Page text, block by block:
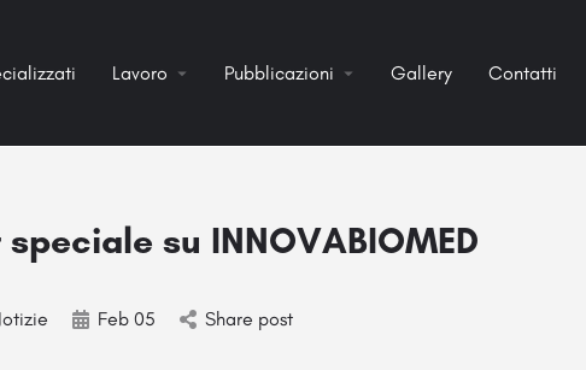
Lavoro Pubblicazioni Gallery Contatti
speciale su INNOVABIOMED
Feb 05 Share post